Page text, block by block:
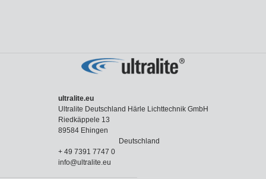
ultralite.eu
Ultralite Deutschland Härle Lichttechnik GmbH
Riedkäppele 13
89584 Ehingen
Deutschland
+ 49 7391 7747 0
info@ultralite.eu